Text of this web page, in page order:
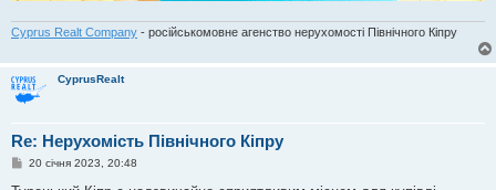
Cyprus Realt Company - російськомовне агенство нерухомості Північного Кіпру
CyprusRealt
Re: Нерухомість Північного Кіпру
П20 січня 2023, 20:48